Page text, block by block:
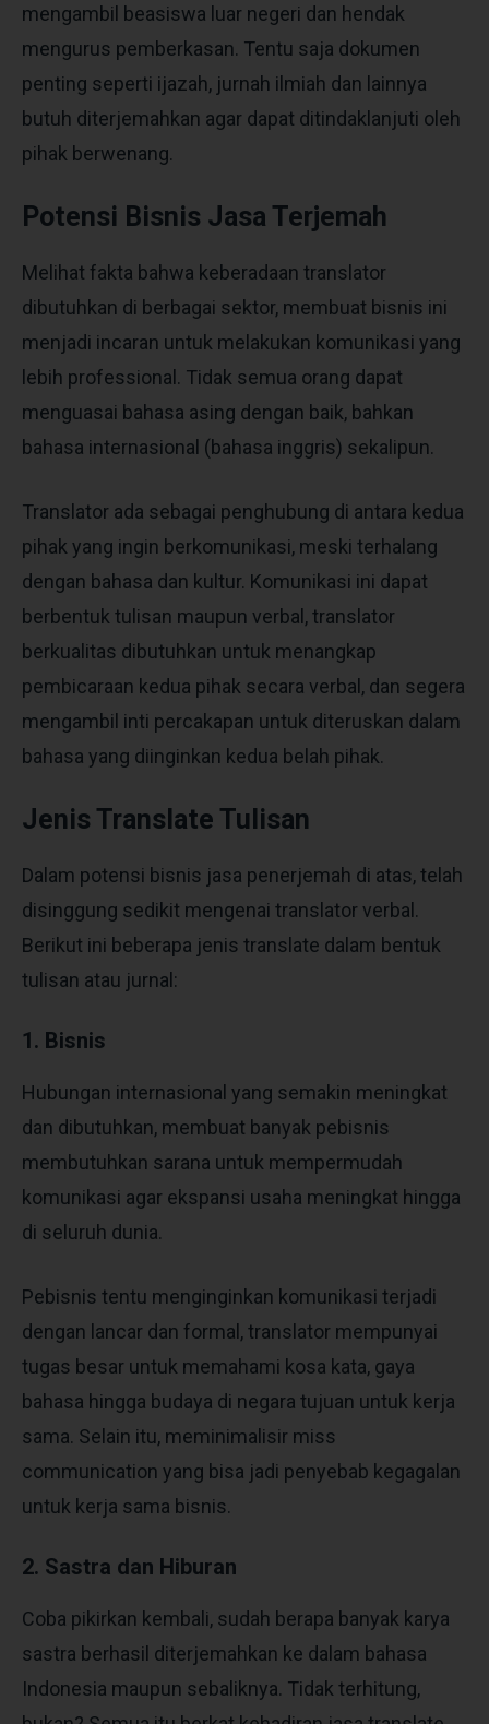
mengambil beasiswa luar negeri dan hendak
mengurus pemberkasan. Tentu saja dokumen
penting seperti ijazah, jurnah ilmiah dan lainnya
butuh diterjemahkan agar dapat ditindaklanjuti oleh
pihak berwenang.
Potensi Bisnis Jasa Terjemah
Melihat fakta bahwa keberadaan translator
dibutuhkan di berbagai sektor, membuat bisnis ini
menjadi incaran untuk melakukan komunikasi yang
lebih professional. Tidak semua orang dapat
menguasai bahasa asing dengan baik, bahkan
bahasa internasional (bahasa inggris) sekalipun.
Translator ada sebagai penghubung di antara kedua
pihak yang ingin berkomunikasi, meski terhalang
dengan bahasa dan kultur. Komunikasi ini dapat
berbentuk tulisan maupun verbal, translator
berkualitas dibutuhkan untuk menangkap
pembicaraan kedua pihak secara verbal, dan segera
mengambil inti percakapan untuk diteruskan dalam
bahasa yang diinginkan kedua belah pihak.
Jenis Translate Tulisan
Dalam potensi bisnis jasa penerjemah di atas, telah
disinggung sedikit mengenai translator verbal.
Berikut ini beberapa jenis translate dalam bentuk
tulisan atau jurnal:
1. Bisnis
Hubungan internasional yang semakin meningkat
dan dibutuhkan, membuat banyak pebisnis
membutuhkan sarana untuk mempermudah
komunikasi agar ekspansi usaha meningkat hingga
di seluruh dunia.
Pebisnis tentu menginginkan komunikasi terjadi
dengan lancar dan formal, translator mempunyai
tugas besar untuk memahami kosa kata, gaya
bahasa hingga budaya di negara tujuan untuk kerja
sama. Selain itu, meminimalisir miss
communication yang bisa jadi penyebab kegagalan
untuk kerja sama bisnis.
2. Sastra dan Hiburan
Coba pikirkan kembali, sudah berapa banyak karya
sastra berhasil diterjemahkan ke dalam bahasa
Indonesia maupun sebaliknya. Tidak terhitung,